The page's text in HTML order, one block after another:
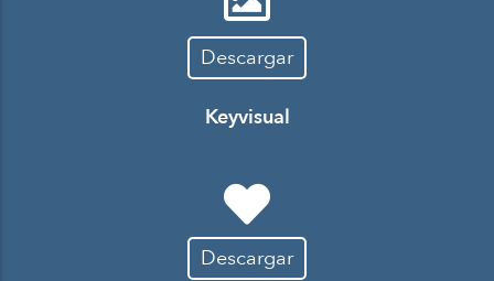
Descargar
Keyvisual
Descargar